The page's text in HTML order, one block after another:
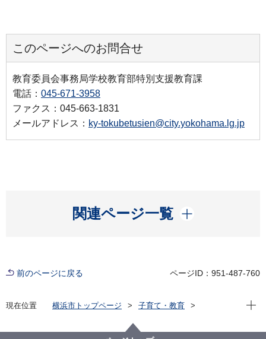
このページへのお問合せ
教育委員会事務局学校教育部特別支援教育課
電話： 045-671-3958
ファクス：045-663-1831
メールアドレス： ky-tokubetusien@city.yokohama.lg.jp
関連ページ一覧
開く
前のページに戻る ページID：951-487-760
現在位置 横浜市トップページ
子育て・教育
特別な支援が必要なお子さんの教育
現在